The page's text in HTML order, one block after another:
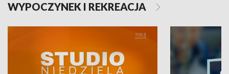
WYPOCZYNEK I REKREACJA